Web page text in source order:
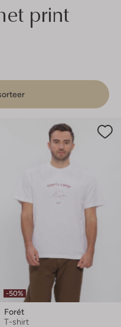
print
-50%
Forét
T-shirt